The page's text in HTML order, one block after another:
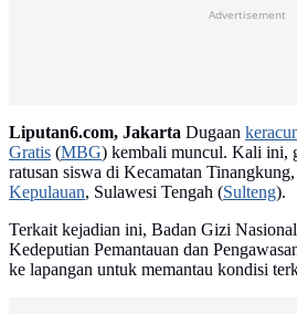
Advertisement
Liputan6.com, Jakarta Dugaan
Gratis (MBG) kembali muncul. Kali ini,
ratusan siswa di Kecamatan
Kepulauan, Sulawesi Tengah (Sulteng).
Terkait kejadian ini, Badan Gizi
Kedeputian Pemantauan dan
ke lapangan untuk memantau kondisi